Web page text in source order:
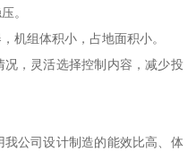
。
机组体积小，占地面积小。
，灵活选择控制内容，减少投
公司设计制造的能效比高、体